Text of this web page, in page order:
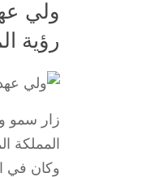
رؤية
وكان في